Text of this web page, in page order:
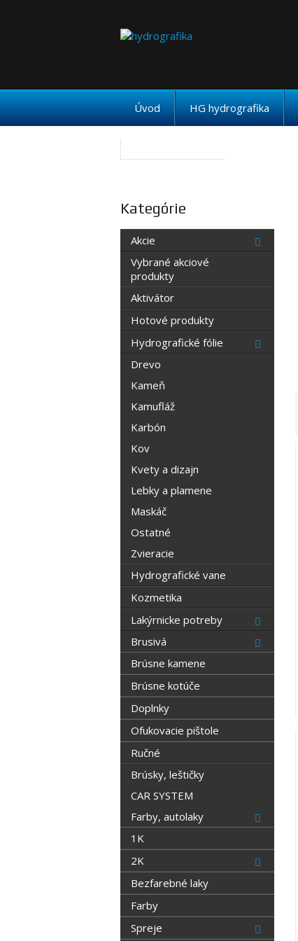
Úvod HG hydrografika
Kategórie
Akcie
Vybrané akciové
produkty
Aktivátor
Hotové produkty
Hydrografické fólie
Drevo
Kameň
Kamufláž
Karbón
Kov
Kvety a dizajn
Lebky a plamene
Maskáč
Ostatné
Zvieracie
Hydrografické vane
Kozmetika
Lakýrnicke potreby
Brusivá
Brúsne kamene
Brúsne kotúče
Doplnky
Ofukovacie pištole
Ručné
Brúsky, leštičky
CAR SYSTEM
Farby, autolaky
1K
2K
Bezfarebné laky
Farby
Spreje